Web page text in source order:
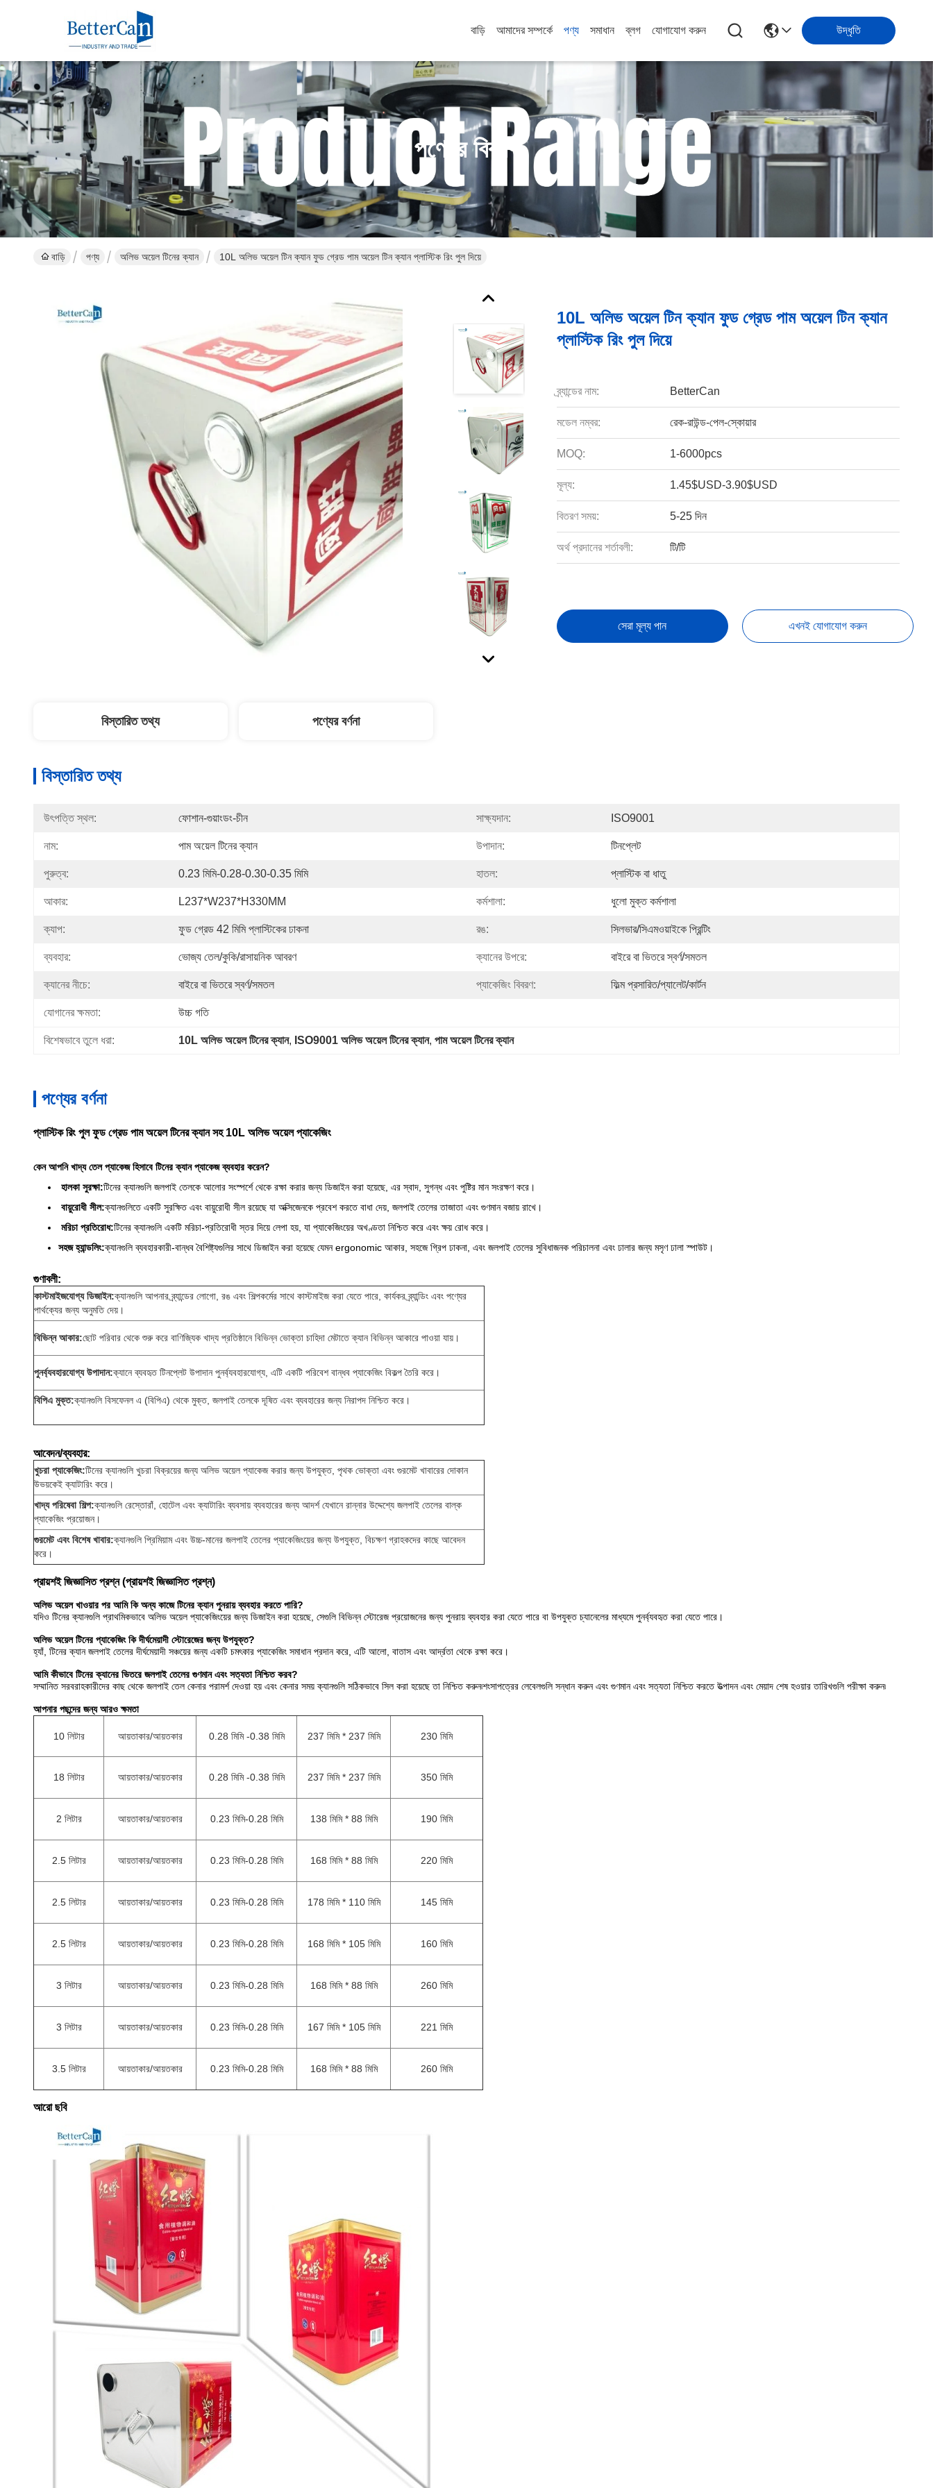
বাড়ি আমাদের সম্পর্কে পণ্য সমাধান ব্লগ যোগাযোগ করুন উদ্ধৃতি
পণ্যের বিবরণ
বাড়ি পণ্য অলিভ অয়েল টিনের ক্যান 10L অলিভ অয়েল টিন ক্যান ফুড গ্রেড পাম অয়েল টিন ক্যান প্লাস্টিক রিং পুল দিয়ে
10L অলিভ অয়েল টিন ক্যান ফুড গ্রেড পাম অয়েল টিন ক্যান
প্লাস্টিক রিং পুল দিয়ে
ব্র্যান্ডের নাম: BetterCan
মডেল নম্বর: রেক-রাউন্ড-পেল-স্কোয়ার
MOQ: 1-6000pcs
মূল্য: 1.45$USD-3.90$USD
বিতরণ সময়: 5-25 দিন
অর্থ প্রদানের শর্তাবলী: টি/টি
সেরা মূল্য পান এখনই যোগাযোগ করুন
বিস্তারিত তথ্য পণ্যের বর্ণনা
বিস্তারিত তথ্য
উৎপত্তি স্থল: ফোশান-গুয়াংডং-চীন সাক্ষ্যদান: ISO9001
নাম: পাম অয়েল টিনের ক্যান উপাদান: টিনপ্লেট
পুরুত্ব: 0.23 মিমি-0.28-0.30-0.35 মিমি হাতল: প্লাস্টিক বা ধাতু
আকার: L237*W237*H330MM কর্মশালা: ধুলো মুক্ত কর্মশালা
ক্যাপ: ফুড গ্রেড 42 মিমি প্লাস্টিকের ঢাকনা রঙ: সিলভার/সিএমওয়াইকে প্রিন্টিং
ব্যবহার: ভোজ্য তেল/কুকি/রাসায়নিক আবরণ ক্যানের উপরে: বাইরে বা ভিতরে স্বর্ণ/সমতল
ক্যানের নীচে: বাইরে বা ভিতরে স্বর্ণ/সমতল প্যাকেজিং বিবরণ: ফিল্ম প্রসারিত/প্যালেট/কার্টন
যোগানের ক্ষমতা: উচ্চ গতি
বিশেষভাবে তুলে ধরা: 10L অলিভ অয়েল টিনের ক্যান, ISO9001 অলিভ অয়েল টিনের ক্যান, পাম অয়েল টিনের ক্যান
পণ্যের বর্ণনা
প্লাস্টিক রিং পুল ফুড গ্রেড পাম অয়েল টিনের ক্যান সহ 10L অলিভ অয়েল প্যাকেজিং
কেন আপনি খাদ্য তেল প্যাকেজ হিসাবে টিনের ক্যান প্যাকেজ ব্যবহার করেন?
হালকা সুরক্ষা:টিনের ক্যানগুলি জলপাই তেলকে আলোর সংস্পর্শে থেকে রক্ষা করার জন্য ডিজাইন করা হয়েছে, এর স্বাদ, সুগন্ধ এবং পুষ্টির মান সংরক্ষণ করে।
বায়ুরোধী সীল:ক্যানগুলিতে একটি সুরক্ষিত এবং বায়ুরোধী সীল রয়েছে যা অক্সিজেনকে প্রবেশ করতে বাধা দেয়, জলপাই তেলের তাজাতা এবং গুণমান বজায় রাখে।
মরিচা প্রতিরোধ:টিনের ক্যানগুলি একটি মরিচা-প্রতিরোধী স্তর দিয়ে লেপা হয়, যা প্যাকেজিংয়ের অখণ্ডতা নিশ্চিত করে এবং ক্ষয় রোধ করে।
সহজ হ্যান্ডলিং:ক্যানগুলি ব্যবহারকারী-বান্ধব বৈশিষ্ট্যগুলির সাথে ডিজাইন করা হয়েছে যেমন ergonomic আকার, সহজে গ্রিপ ঢাকনা, এবং জলপাই তেলের সুবিধাজনক পরিচালনা এবং ঢালার জন্য মসৃণ ঢালা স্পাউট।
গুণাবলী:
কাস্টমাইজযোগ্য ডিজাইন:ক্যানগুলি আপনার ব্র্যান্ডের লোগো, রঙ এবং শিল্পকর্মের সাথে কাস্টমাইজ করা যেতে পারে, কার্যকর ব্র্যান্ডিং এবং পণ্যের
পার্থক্যের জন্য অনুমতি দেয়।
বিভিন্ন আকার:ছোট পরিবার থেকে শুরু করে বাণিজ্যিক খাদ্য প্রতিষ্ঠানে বিভিন্ন ভোক্তা চাহিদা মেটাতে ক্যান বিভিন্ন আকারে পাওয়া যায়।
পুনর্ব্যবহারযোগ্য উপাদান:ক্যানে ব্যবহৃত টিনপ্লেট উপাদান পুনর্ব্যবহারযোগ্য, এটি একটি পরিবেশ বান্ধব প্যাকেজিং বিকল্প তৈরি করে।
বিপিএ মুক্ত:ক্যানগুলি বিসফেনল এ (বিপিএ) থেকে মুক্ত, জলপাই তেলকে দূষিত এবং ব্যবহারের জন্য নিরাপদ নিশ্চিত করে।
আবেদন/ব্যবহার:
খুচরা প্যাকেজিং:টিনের ক্যানগুলি খুচরা বিক্রয়ের জন্য অলিভ অয়েল প্যাকেজ করার জন্য উপযুক্ত, পৃথক ভোক্তা এবং গুরমেট খাবারের দোকান
উভয়কেই ক্যাটারিং করে।
খাদ্য পরিষেবা শিল্প:ক্যানগুলি রেস্তোরাঁ, হোটেল এবং ক্যাটারিং ব্যবসায় ব্যবহারের জন্য আদর্শ যেখানে রান্নার উদ্দেশ্যে জলপাই তেলের বাল্ক
প্যাকেজিং প্রয়োজন।
গুরমেট এবং বিশেষ খাবার:ক্যানগুলি প্রিমিয়াম এবং উচ্চ-মানের জলপাই তেলের প্যাকেজিংয়ের জন্য উপযুক্ত, বিচক্ষণ গ্রাহকদের কাছে আবেদন
করে।
প্রায়শই জিজ্ঞাসিত প্রশ্ন (প্রায়শই জিজ্ঞাসিত প্রশ্ন)
অলিভ অয়েল খাওয়ার পর আমি কি অন্য কাজে টিনের ক্যান পুনরায় ব্যবহার করতে পারি?
যদিও টিনের ক্যানগুলি প্রাথমিকভাবে অলিভ অয়েল প্যাকেজিংয়ের জন্য ডিজাইন করা হয়েছে, সেগুলি বিভিন্ন স্টোরেজ প্রয়োজনের জন্য পুনরায় ব্যবহার করা যেতে পারে বা উপযুক্ত চ্যানেলের মাধ্যমে পুনর্ব্যবহৃত করা যেতে পারে।
অলিভ অয়েল টিনের প্যাকেজিং কি দীর্ঘমেয়াদী স্টোরেজের জন্য উপযুক্ত?
হ্যাঁ, টিনের ক্যান জলপাই তেলের দীর্ঘমেয়াদী সঞ্চয়ের জন্য একটি চমৎকার প্যাকেজিং সমাধান প্রদান করে, এটি আলো, বাতাস এবং আর্দ্রতা থেকে রক্ষা করে।
আমি কীভাবে টিনের ক্যানের ভিতরে জলপাই তেলের গুণমান এবং সত্যতা নিশ্চিত করব?
সম্মানিত সরবরাহকারীদের কাছ থেকে জলপাই তেল কেনার পরামর্শ দেওয়া হয় এবং কেনার সময় ক্যানগুলি সঠিকভাবে সিল করা হয়েছে তা নিশ্চিত করুন৷শংসাপত্রের লেবেলগুলি সন্ধান করুন এবং গুণমান এবং সত্যতা নিশ্চিত করতে উত্পাদন এবং মেয়াদ শেষ হওয়ার তারিখগুলি পরীক্ষা করুন৷
আপনার পছন্দের জন্য আরও ক্ষমতা
10 লিটার আয়তাকার/আয়তকার 0.28 মিমি -0.38 মিমি 237 মিমি * 237 মিমি 230 মিমি
18 লিটার আয়তাকার/আয়তকার 0.28 মিমি -0.38 মিমি 237 মিমি * 237 মিমি 350 মিমি
2 লিটার আয়তাকার/আয়তকার 0.23 মিমি-0.28 মিমি 138 মিমি * 88 মিমি 190 মিমি
2.5 লিটার আয়তাকার/আয়তকার 0.23 মিমি-0.28 মিমি 168 মিমি * 88 মিমি 220 মিমি
2.5 লিটার আয়তাকার/আয়তকার 0.23 মিমি-0.28 মিমি 178 মিমি * 110 মিমি 145 মিমি
2.5 লিটার আয়তাকার/আয়তকার 0.23 মিমি-0.28 মিমি 168 মিমি * 105 মিমি 160 মিমি
3 লিটার আয়তাকার/আয়তকার 0.23 মিমি-0.28 মিমি 168 মিমি * 88 মিমি 260 মিমি
3 লিটার আয়তাকার/আয়তকার 0.23 মিমি-0.28 মিমি 167 মিমি * 105 মিমি 221 মিমি
3.5 লিটার আয়তাকার/আয়তকার 0.23 মিমি-0.28 মিমি 168 মিমি * 88 মিমি 260 মিমি
আরো ছবি